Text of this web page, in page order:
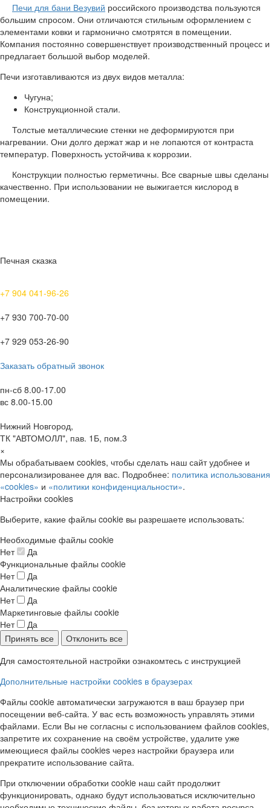
Печи для бани Везувий российского производства пользуются
большим спросом. Они отличаются стильным оформлением с
элементами ковки и гармонично смотрятся в помещении.
Компания постоянно совершенствует производственный процесс и
предлагает большой выбор моделей.
Печи изготавливаются из двух видов металла:
Чугуна;
Конструкционной стали.
Толстые металлические стенки не деформируются при
нагревании. Они долго держат жар и не лопаются от контраста
температур. Поверхность устойчива к коррозии.
Конструкции полностью герметичны. Все сварные швы сделаны
качественно. При использовании не выжигается кислород в
помещении.
Печная сказка
+7 904 041-96-26
+7 930 700-70-00
+7 929 053-26-90
Заказать обратный звонок
пн-сб 8.00-17.00
вс 8.00-15.00
Нижний Новгород,
ТК "АВТОМОЛЛ", пав. 1Б, пом.3
×
Мы обрабатываем cookies, чтобы сделать наш сайт удобнее и
персонализированее для вас. Подробнее: политика использования
«cookies» и «политики конфиденциальности».
Настройки cookies
Выберите, какие файлы cookie вы разрешаете использовать:
Необходимые файлы cookie
Нет
Да
Функциональные файлы cookie
Нет
Да
Аналитические файлы cookie
Нет
Да
Маркетинговые файлы cookie
Нет
Да
Принять все
Отклонить все
Для самостоятельной настройки ознакомтесь с инструкцией
Дополнительные настройки cookies в браузерах
Файлы cookie автоматически загружаются в ваш браузер при
посещении веб-сайта. У вас есть возможность управлять этими
файлами. Если Вы не согласны с использованием файлов cookies,
запретите их сохранение на своём устройстве, удалите уже
имеющиеся файлы cookies через настройки браузера или
прекратите использование сайта.
При отключении обработки cookie наш сайт продолжит
функционировать, однако будут использоваться исключительно